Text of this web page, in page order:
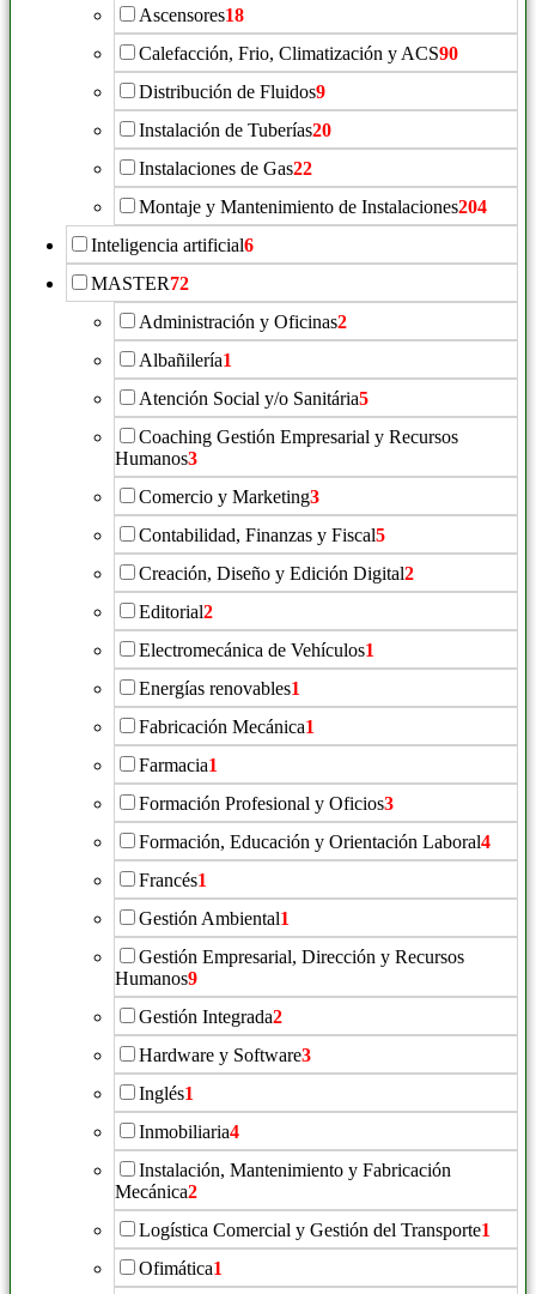
Ascensores18
Calefacción, Frio, Climatización y ACS90
Distribución de Fluidos9
Instalación de Tuberías20
Instalaciones de Gas22
Montaje y Mantenimiento de Instalaciones204
Inteligencia artificial6
MASTER72
Administración y Oficinas2
Albañilería1
Atención Social y/o Sanitária5
Coaching Gestión Empresarial y Recursos
Humanos3
Comercio y Marketing3
Contabilidad, Finanzas y Fiscal5
Creación, Diseño y Edición Digital2
Editorial2
Electromecánica de Vehículos1
Energías renovables1
Fabricación Mecánica1
Farmacia1
Formación Profesional y Oficios3
Formación, Educación y Orientación Laboral4
Francés1
Gestión Ambiental1
Gestión Empresarial, Dirección y Recursos
Humanos9
Gestión Integrada2
Hardware y Software3
Inglés1
Inmobiliaria4
Instalación, Mantenimiento y Fabricación
Mecánica2
Logística Comercial y Gestión del Transporte1
Ofimática1